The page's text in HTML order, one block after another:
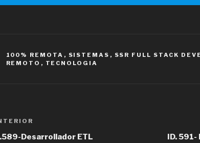
CATEGORÍAS
100% REMOTA , SISTEMAS , SSR FULL STACK
REMOTO , TECNOLOGIA
Desarrollador ETL
ID.